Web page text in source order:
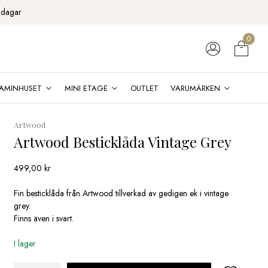
0
MINI ETAGE OUTLET VARUMÄRKEN
Artwood
Artwood Besticklåda Vintage Grey
499,00kr
Fin besticklåda från Artwood tillverkad av gedigen ek i vintage
grey.
Finns även i svart.
I lager